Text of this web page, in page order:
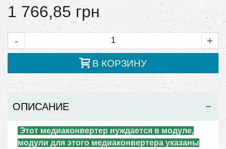
1 766,85 грн
- +
В КОРЗИНУ
ОПИСАНИЕ
Этот медиаконвертер нуждается в модуле,
модули для этого медиаконвертера указаны